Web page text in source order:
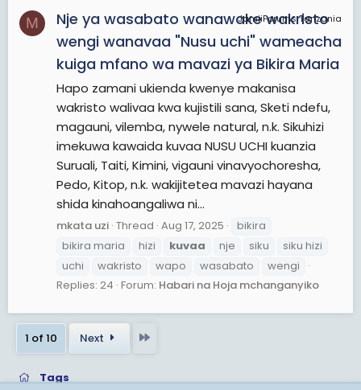
M JamiiForums Tanzania
Nje ya wasabato wanawake wakristo
wengi wanavaa "Nusu uchi" wameacha
kuiga mfano wa mavazi ya Bikira Maria
Hapo zamani ukienda kwenye makanisa
wakristo walivaa kwa kujistili sana, Sketi ndefu,
magauni, vilemba, nywele natural, n.k. Sikuhizi
imekuwa kawaida kuvaa NUSU UCHI kuanzia
Suruali, Taiti, Kimini, vigauni vinavyochoresha,
Pedo, Kitop, n.k. wakijitetea mavazi hayana
shida kinahoangaliwa ni...
mkata uzi Thread Aug 17, 2025
bikira
bikira maria
hizi kuvaa nje siku
siku hizi
uchi
wakristo wapo wasabato
wengi
Replies: 24 Forum: Habari na Hoja mchanganyiko
1 of 10 Next
Tags